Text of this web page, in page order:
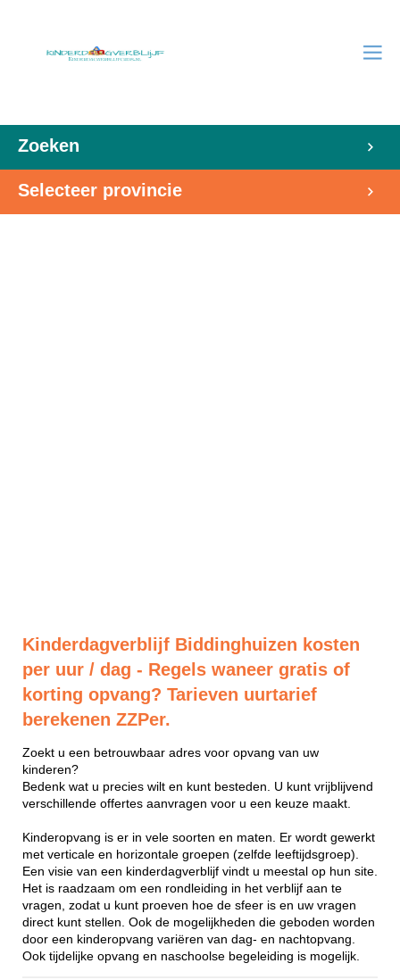
Zoeken
Selecteer provincie
Kinderdagverblijf Biddinghuizen kosten
per uur / dag - Regels waneer gratis of
korting opvang? Tarieven uurtarief
berekenen ZZPer.
Zoekt u een betrouwbaar adres voor opvang van uw
kinderen?
Bedenk wat u precies wilt en kunt besteden. U kunt vrijblijvend
verschillende offertes aanvragen voor u een keuze maakt.
Kinderopvang is er in vele soorten en maten. Er wordt gewerkt
met verticale en horizontale groepen (zelfde leeftijdsgroep).
Een visie van een kinderdagverblijf vindt u meestal op hun site.
Het is raadzaam om een rondleiding in het verblijf aan te
vragen, zodat u kunt proeven hoe de sfeer is en uw vragen
direct kunt stellen. Ook de mogelijkheden die geboden worden
door een kinderopvang variëren van dag- en nachtopvang.
Ook tijdelijke opvang en naschoolse begeleiding is mogelijk.